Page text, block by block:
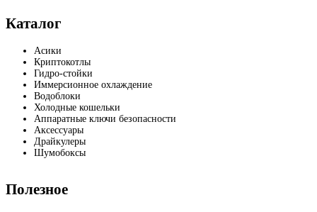
Каталог
Асики
Криптокотлы
Гидро-стойки
Иммерсионное охлаждение
Водоблоки
Холодные кошельки
Аппаратные ключи безопасности
Аксессуары
Драйкулеры
Шумобоксы
Полезное